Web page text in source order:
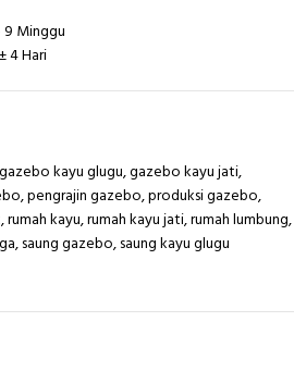
9 Minggu
4 Hari
gazebo kayu glugu,gazebo kayu jati,
,pengrajin gazebo,produksi gazebo,
,rumah kayu,rumah kayu jati,rumah lumbung,
,saung gazebo,saung kayu glugu